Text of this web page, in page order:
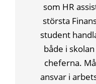
som HR
största
student
både i
cheferna.
ansvar i